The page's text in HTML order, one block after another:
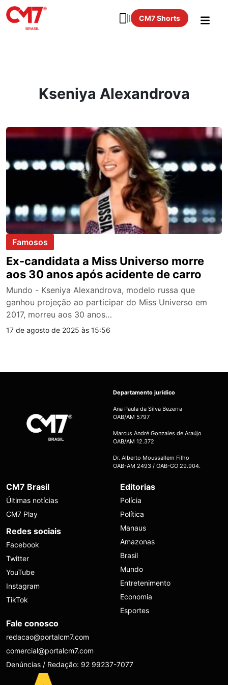
CM7 Shorts
Kseniya Alexandrova
Famosos
Ex-candidata a Miss Universo morre
aos 30 anos após acidente de carro
Mundo - Kseniya Alexandrova, modelo russa que
ganhou projeção ao participar do Miss Universo em
2017, morreu aos 30 anos…
17 de agosto de 2025 às 15:56
Departamento jurídico
Ana Paula da Silva Bezerra
OAB/AM 5797
Marcus André Gonzales de Araújo
OAB/AM 12.372
Dr. Alberto Moussallem Filho
OAB-AM 2493 / OAB-GO 29.904.
CM7 Brasil
Últimas notícias
CM7 Play
Redes sociais
Facebook
Twitter
YouTube
Instagram
TikTok
Editorias
Polícia
Política
Manaus
Amazonas
Brasil
Mundo
Entretenimento
Economia
Esportes
Fale conosco
redacao@portalcm7.com
comercial@portalcm7.com
Denúncias / Redação: 92 99237-7077